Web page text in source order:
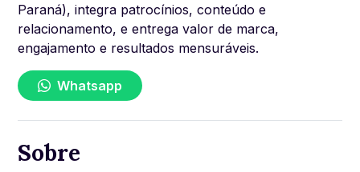
Paraná), integra patrocínios, conteúdo e
relacionamento, e entrega valor de marca,
engajamento e resultados mensuráveis.
Whatsapp
Sobre